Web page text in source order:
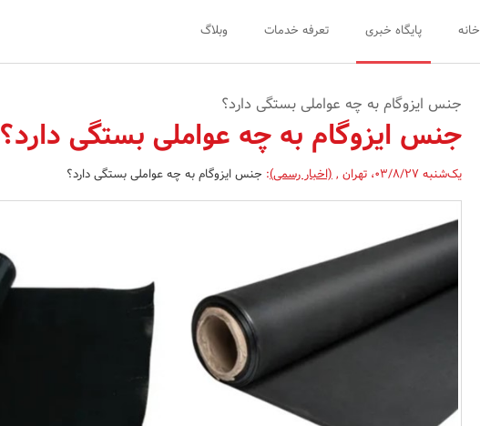
خانه پایگاه خبری تعرفه خدمات وبلاگ
جنس ایزوگام به چه عواملی بستگی دارد؟
جنس ایزوگام به چه عواملی بستگی دارد؟
یک‌شنبه 03/8/27 ، تهران ,(اخبار رسمی): جنس ایزوگام به چه عواملی بستگی دارد؟